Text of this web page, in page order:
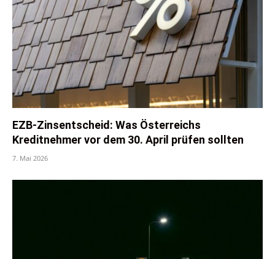
EZB-Zinsentscheid: Was Österreichs
Kreditnehmer vor dem 30. April prüfen sollten
7. Mai 2026